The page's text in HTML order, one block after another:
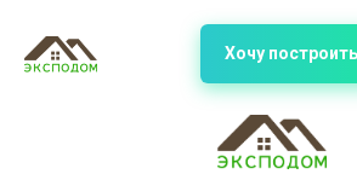
Хочу построить